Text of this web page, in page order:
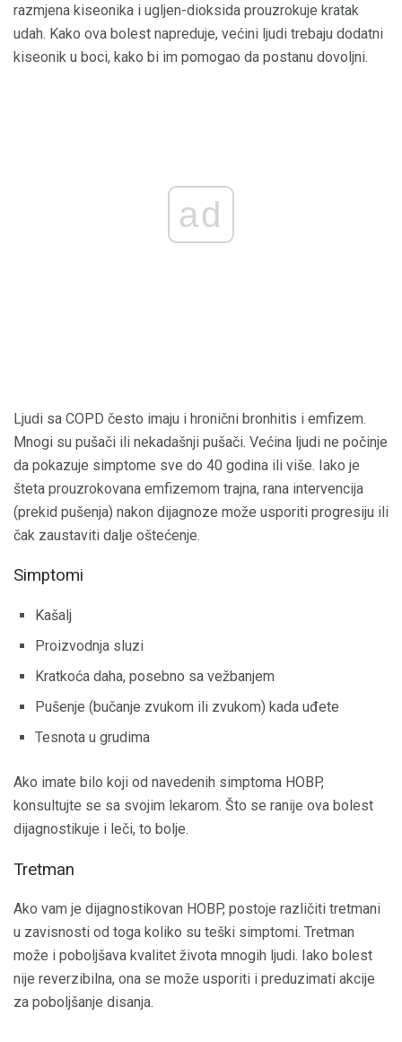
razmjena kiseonika i ugljen-dioksida prouzrokuje kratak
udah. Kako ova bolest napreduje, većini ljudi trebaju dodatni
kiseonik u boci, kako bi im pomogao da postanu dovoljni.
ad
Ljudi sa COPD često imaju i hronični bronhitis i emfizem.
Mnogi su pušači ili nekadašnji pušači. Većina ljudi ne počinje
da pokazuje simptome sve do 40 godina ili više. Iako je
šteta prouzrokovana emfizemom trajna, rana intervencija
(prekid pušenja) nakon dijagnoze može usporiti progresiju ili
čak zaustaviti dalje oštećenje.
Simptomi
Kašalj
Proizvodnja sluzi
Kratkoća daha, posebno sa vežbanjem
Pušenje (bučanje zvukom ili zvukom) kada uđete
Tesnota u grudima
Ako imate bilo koji od navedenih simptoma HOBP,
konsultujte se sa svojim lekarom. Što se ranije ova bolest
dijagnostikuje i leči, to bolje.
Tretman
Ako vam je dijagnostikovan HOBP, postoje različiti tretmani
u zavisnosti od toga koliko su teški simptomi. Tretman
može i poboljšava kvalitet života mnogih ljudi. Iako bolest
nije reverzibilna, ona se može usporiti i preduzimati akcije
za poboljšanje disanja.